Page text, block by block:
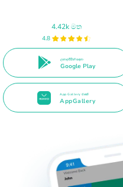
4.42k මත
4.8
ලභාදාරීයින් සඳහා
Google Play
App Gallery එකේ
AppGallery